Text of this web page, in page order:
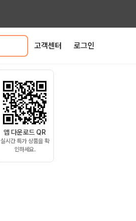
고객센터 로그인
앱 다운로드 QR
실시간 특가 상품을 확
인하세요.